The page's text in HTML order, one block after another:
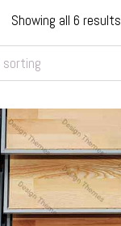
Showing all 6 results